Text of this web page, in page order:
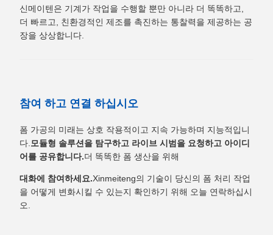
신메이텐은 기계가 작업을 수행할 뿐만 아니라 더 똑똑하고,
더 빠르고, 친환경적인 제조를 촉진하는 통찰력을 제공하는 공
장을 상상합니다.
참여 하고 연결 하십시오
폼 가공의 미래는 상호 작용적이고 지속 가능하며 지능적입니
다. 모듈형 솔루션을 탐구하고 라이브 시범을 요청하고 아이디
어를 공유합니다.더 똑똑한 폼 생산을 위해
대화에 참여하세요.Xinmeiteng의 기술이 당신의 폼 처리 작업
을 어떻게 변화시킬 수 있는지 확인하기 위해 오늘 연락하십시
오.